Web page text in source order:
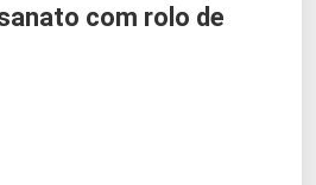
com rolo de